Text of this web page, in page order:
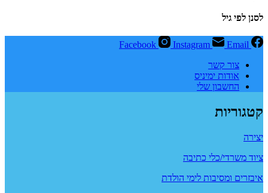
לסנן לפי גיל
Facebook Instagram
Email
צור קשר
אודות ימיניס
החשבון שלי
קטגוריות
יצירה
ציוד משרדי/כלי כתיבה
איבזרים ומסיבות לימי הולדת